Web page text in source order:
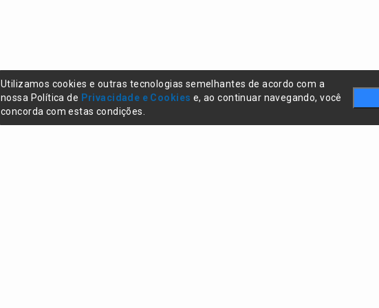
Utilizamos cookies e outras tecnologias semelhantes de acordo com a
nossa Política de Privacidade e Cookies e, ao continuar navegando, você
concorda com estas condições.